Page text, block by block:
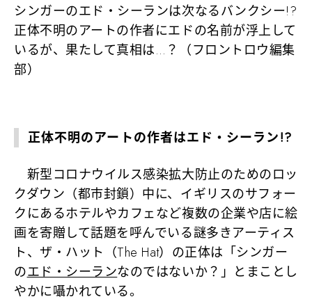
シンガーのエド・シーランは次なるバンクシー!?
正体不明のアートの作者にエドの名前が浮上して
いるが、果たして真相は…？（フロントロウ編集
部）
正体不明のアートの作者はエド・シーラン!?
新型コロナウイルス感染拡大防止のためのロッ
クダウン（都市封鎖）中に、イギリスのサフォー
クにあるホテルやカフェなど複数の企業や店に絵
画を寄贈して話題を呼んでいる謎多きアーティス
ト、ザ・ハット（The Hat）の正体は「シンガー
のエド・シーランなのではないか？」とまことし
やかに囁かれている。